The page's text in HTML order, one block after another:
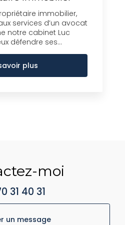
immobilier,
services d’un avocat
notre cabinet Luc
défendre ses...
plus
moi
31 40 31
un message